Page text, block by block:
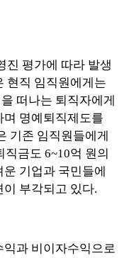
진 평가에 따라 발생
현직 임직원에게는
떠나는 퇴직자에게
명예퇴직제도를
기존 임직원들에게
금도 6~10억 원의
기업과 국민들에
부각되고 있다.
과 비이자수익으로